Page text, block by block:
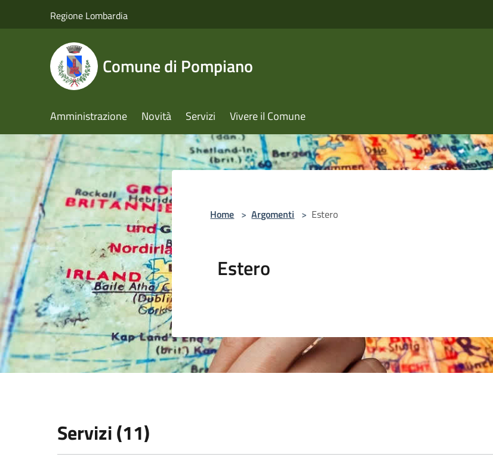
Regione Lombardia
Comune di Pompiano
Amministrazione Novità Servizi Vivere il Comune
Home > Argomenti > Estero
Estero
Servizi (11)